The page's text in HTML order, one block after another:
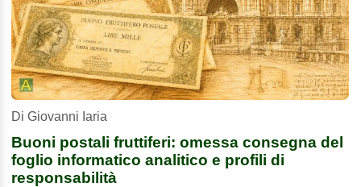
Di Giovanni Iaria
Buoni postali fruttiferi: omessa consegna del
foglio informatico analitico e profili di
responsabilità